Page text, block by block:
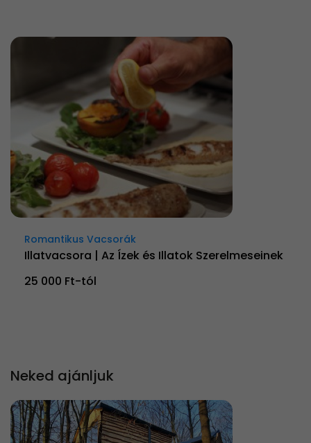
Romantikus Vacsorák
Illatvacsora | Az Ízek és Illatok Szerelmeseinek
25 000 Ft-tól
Neked ajánljuk